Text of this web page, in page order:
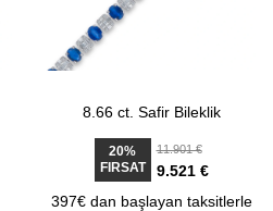
8.66 ct. Safir Bileklik
20%
FIRSAT
11.901 €
9.521 €
397€ dan başlayan taksitlerle